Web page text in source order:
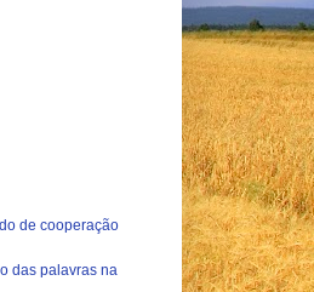
de cooperação
das palavras na